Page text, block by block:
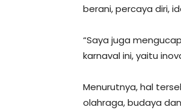
berani, percaya diri,
“Saya juga
karnaval ini, yaitu
Menurutnya, hal
olahraga, budaya